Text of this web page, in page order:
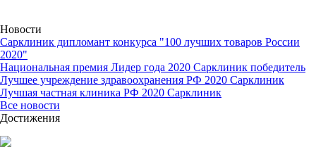
Новости
Сарклиник дипломант конкурса "100 лучших товаров России
2020"
Национальная премия Лидер года 2020 Сарклиник победитель
Лучшее учреждение здравоохранения РФ 2020 Сарклиник
Лучшая частная клиника РФ 2020 Сарклиник
Все новости
Достижения